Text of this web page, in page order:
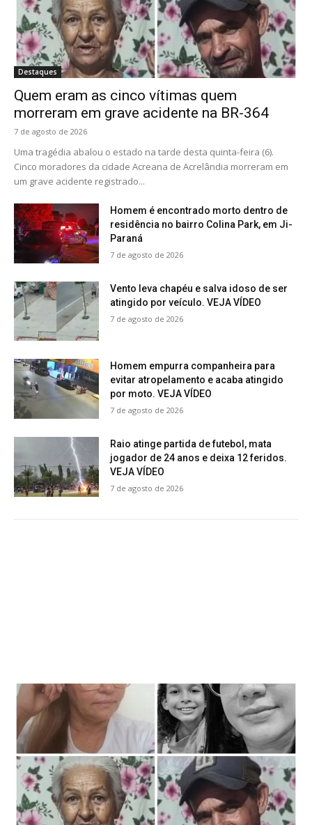
Destaques
Quem eram as cinco vítimas quem
morreram em grave acidente na BR-364
7 de agosto de 2026
Uma tragédia abalou o estado na tarde desta quinta-feira (6).
Cinco moradores da cidade Acreana de Acrelândia morreram em
um grave acidente registrado...
Homem é encontrado morto dentro de
residência no bairro Colina Park, em Ji-
Paraná
7 de agosto de 2026
Vento leva chapéu e salva idoso de ser
atingido por veículo. VEJA VÍDEO
7 de agosto de 2026
Homem empurra companheira para
evitar atropelamento e acaba atingido
por moto. VEJA VÍDEO
7 de agosto de 2026
Raio atinge partida de futebol, mata
jogador de 24 anos e deixa 12 feridos.
VEJA VÍDEO
7 de agosto de 2026